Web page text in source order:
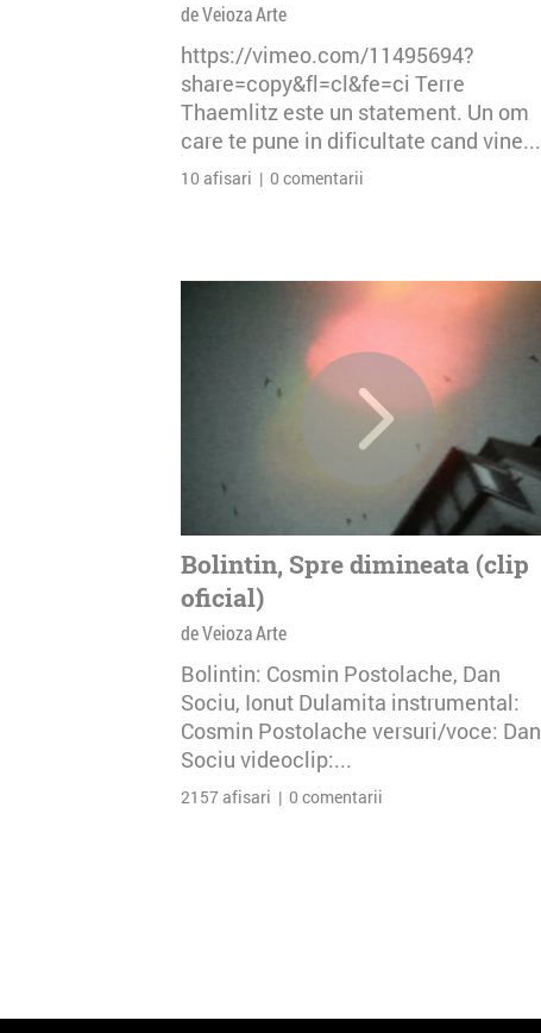
de Veioza Arte
https://vimeo.com/11495694?
share=copy&fl=cl&fe=ci Terre
Thaemlitz este un statement. Un om
care te pune in dificultate cand vine...
10 afisari | 0 comentarii
Bolintin, Spre dimineata (clip
oficial)
de Veioza Arte
Bolintin: Cosmin Postolache, Dan
Sociu, Ionut Dulamita instrumental:
Cosmin Postolache versuri/voce: Dan
Sociu videoclip:...
2157 afisari | 0 comentarii